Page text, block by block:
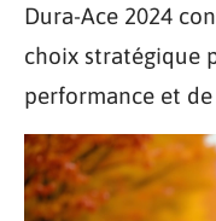
Dura-Ace 2024
choix stratégique
performance et